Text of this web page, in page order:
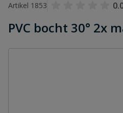
Artikel 1853
PVC bocht 30° 2x